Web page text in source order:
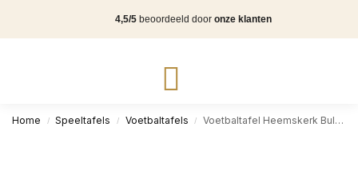
4,5/5beoordeeld door onze klanten
Home / Speeltafels / Voetbaltafels / Voetbaltafel Heemskerk Bullet